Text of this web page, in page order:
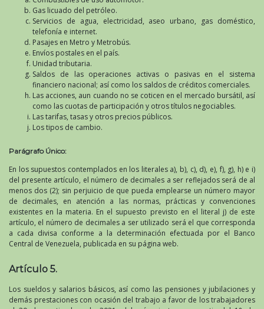
Gas licuado del petróleo.
Servicios de agua, electricidad, aseo urbano, gas doméstico,
telefonía e internet.
Pasajes en Metro y Metrobús.
Envíos postales en el país.
Unidad tributaria.
Saldos de las operaciones activas o pasivas en el sistema
financiero nacional; así como los saldos de créditos comerciales.
Las acciones, aun cuando no se coticen en el mercado bursátil, así
como las cuotas de participación y otros títulos negociables.
Las tarifas, tasas y otros precios públicos.
Los tipos de cambio.
Parágrafo Único:
En los supuestos contemplados en los literales a), b), c), d), e), f), g), h) e i)
del presente artículo, el número de decimales a ser reflejados será de al
menos dos (2); sin perjuicio de que pueda emplearse un número mayor
de decimales, en atención a las normas, prácticas y convenciones
existentes en la materia. En el supuesto previsto en el literal j) de este
artículo, el número de decimales a ser utilizado será el que corresponda
a cada divisa conforme a la determinación efectuada por el Banco
Central de Venezuela, publicada en su página web.
Artículo 5.
Los sueldos y salarios básicos, así como las pensiones y jubilaciones y
demás prestaciones con ocasión del trabajo a favor de los trabajadores